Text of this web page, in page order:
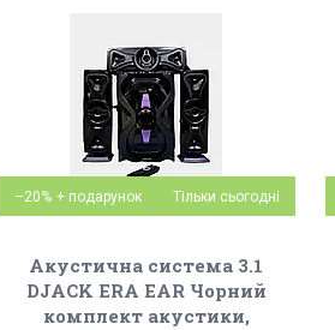
–20% Тільки сьогодні
Акустична система 3.1
DJACK ERA EAR Чорний
комплект акустики,